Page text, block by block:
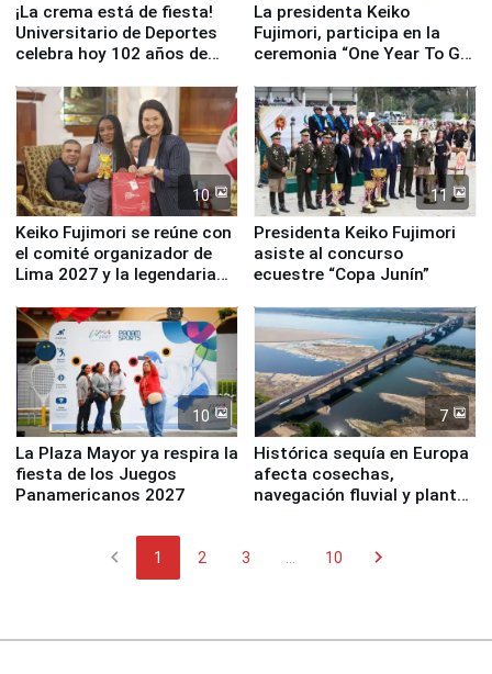
¡La crema está de fiesta!
Universitario de Deportes
celebra hoy 102 años de
La presidenta Keiko
Fujimori, participa en la
ceremonia “One Year To Go
10
Keiko Fujimori se reúne con
el comité organizador de
Lima 2027 y la legendaria
11
Presidenta Keiko Fujimori
asiste al concurso
ecuestre “Copa Junín”
10
La Plaza Mayor ya respira la
fiesta de los Juegos
Panamericanos 2027
7
Histórica sequía en Europa
afecta cosechas,
navegación fluvial y plantas
chevron_left 1 2 3 10 chevron_right